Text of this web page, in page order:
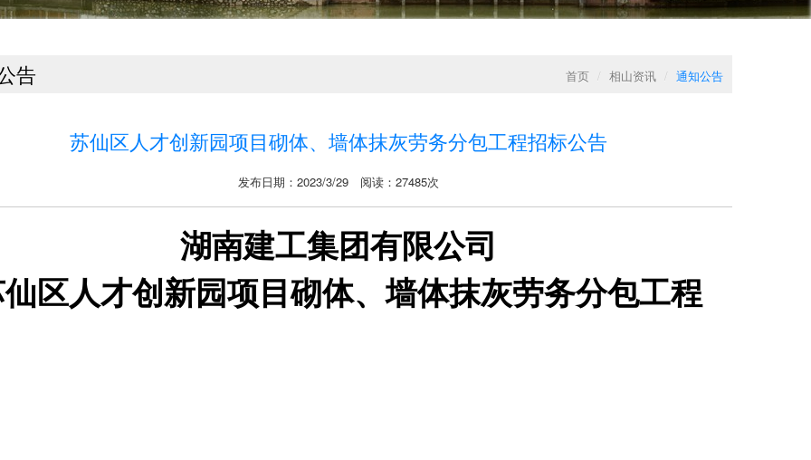
首页 / 相山资讯 / 通知公告
告
苏仙区人才创新园项目砌体、墙体抹灰劳务分包工程招标公告
发布日期：2023/3/29 阅读：27485次
湖南建工集团有限公司
区人才创新园项目砌体、墙体抹灰劳务分包工程